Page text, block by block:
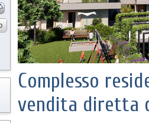
Complesso
vendita diretta